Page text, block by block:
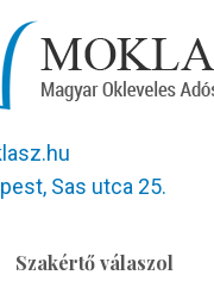
Sas utca 25.
Szakértő válaszol